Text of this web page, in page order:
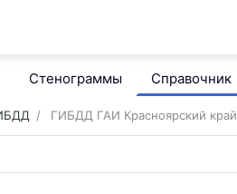
Стенограммы Справочник
ГИБДД ГАИ Красноярский край